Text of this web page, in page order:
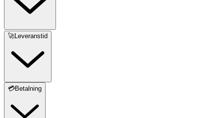
🚀Leveranstid
💳Betalning